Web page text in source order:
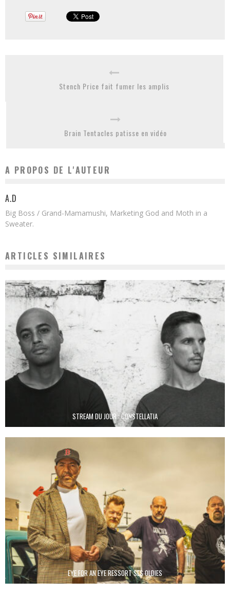
Stench Price fait fumer les amplis
Brain Tentacles patisse en vidéo
A PROPOS DE L'AUTEUR
A.D
Big Boss / Grand-Mamamushi, Marketing God and Moth in a
Sweater.
ARTICLES SIMILAIRES
STREAM DU JOUR : CONSTELLATIA
EYE FOR AN EYE RESSORT SES OLDIES